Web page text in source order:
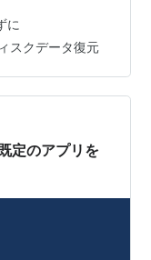
10や
ップが保存され
った場合でも、
ディスクを再び
を初期化」する
に
スクデータ復元
定のアプリを